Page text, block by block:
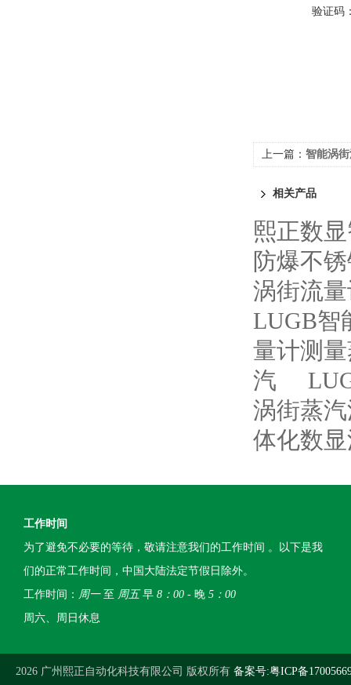
验证码
上一篇： 智能涡
相关产品
熙正数
防爆不
涡街流
LUGB智
量计测
汽
涡街蒸
体化数
工作时间
为了避免不必要的等待，敬请注意我们的工作时间 。以下是我
们的正常工作时间，中国大陆法定节假日除外。
工作时间： 周一至 周五早 8：00 - 晚 5：00
周六、周日休息
2026 广州熙正自动化科技有限公司 版权所有 备案号:粤ICP备